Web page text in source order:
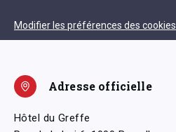
Modifier les préférences des cookies
Adresse officielle
Hôtel du Greffe